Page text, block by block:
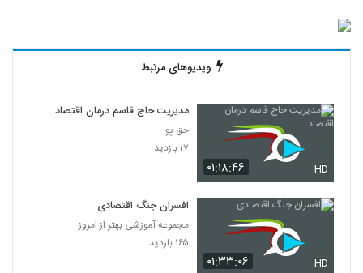
ویدیوهای مرتبط
۰۱:۱۸:۴۶ HD
مدیریت حاج قاسم درمان اقتصاد
حق پو
۱۷ بازدید
۰۱:۳۳:۰۶ HD
افسران جنگ اقتصادی
مجموعه آموزشی بهتر از امروز
۱۶۵ بازدید